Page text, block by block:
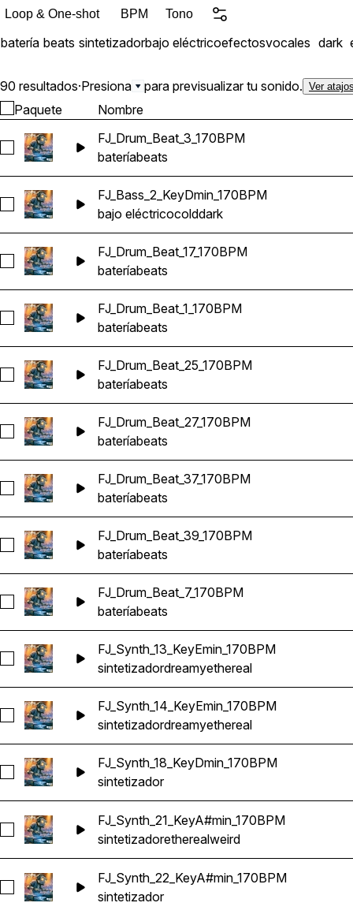
impacts, transitions, and
Halftime Bass Music Hybrid Electronic Productions
cinematic soundscapes,
Loop & One-shot BPM Tono
batería beats sintetizadorbajo eléctricoefectosvocales dark
90 resultados·Presiona para previsualizar tu sonido. Ver
Paquete Nombre
Seleccionar FJ_Drum_Beat_3_170BPM
FJ_Drum_Beat_3_170BPM
bateríabeats
Seleccionar FJ_Bass_2_KeyDmin_170BPM
FJ_Bass_2_KeyDmin_170BPM
bajo eléctricocolddark
Seleccionar FJ_Drum_Beat_17_170BPM
FJ_Drum_Beat_17_170BPM
bateríabeats
Seleccionar FJ_Drum_Beat_1_170BPM
FJ_Drum_Beat_1_170BPM
bateríabeats
Seleccionar FJ_Drum_Beat_25_170BPM
FJ_Drum_Beat_25_170BPM
bateríabeats
Seleccionar FJ_Drum_Beat_27_170BPM
FJ_Drum_Beat_27_170BPM
bateríabeats
Seleccionar FJ_Drum_Beat_37_170BPM
FJ_Drum_Beat_37_170BPM
bateríabeats
Seleccionar FJ_Drum_Beat_39_170BPM
FJ_Drum_Beat_39_170BPM
bateríabeats
Seleccionar FJ_Drum_Beat_7_170BPM
FJ_Drum_Beat_7_170BPM
bateríabeats
Seleccionar FJ_Synth_13_KeyEmin_170BPM
FJ_Synth_13_KeyEmin_170BPM
sintetizadordreamyethereal
Seleccionar FJ_Synth_14_KeyEmin_170BPM
FJ_Synth_14_KeyEmin_170BPM
sintetizadordreamyethereal
Seleccionar FJ_Synth_18_KeyDmin_170BPM
FJ_Synth_18_KeyDmin_170BPM
sintetizador
Seleccionar FJ_Synth_21_KeyA#min_170BPM
FJ_Synth_21_KeyA#min_170BPM
sintetizadoretherealweird
Seleccionar FJ_Synth_22_KeyA#min_170BPM
FJ_Synth_22_KeyA#min_170BPM
sintetizador